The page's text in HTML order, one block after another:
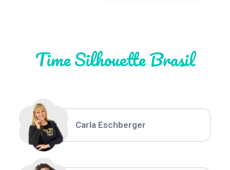
Time Silhouette Brasil
Thiara Ney
Carla Eschberger